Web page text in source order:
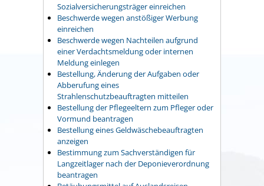
Sozialversicherungsträger einreichen
Beschwerde wegen anstößiger Werbung
einreichen
Beschwerde wegen Nachteilen aufgrund
einer Verdachtsmeldung oder internen
Meldung einlegen
Bestellung, Änderung der Aufgaben oder
Abberufung eines
Strahlenschutzbeauftragten mitteilen
Bestellung der Pflegeeltern zum Pfleger oder
Vormund beantragen
Bestellung eines Geldwäschebeauftragten
anzeigen
Bestimmung zum Sachverständigen für
Langzeitlager nach der Deponieverordnung
beantragen